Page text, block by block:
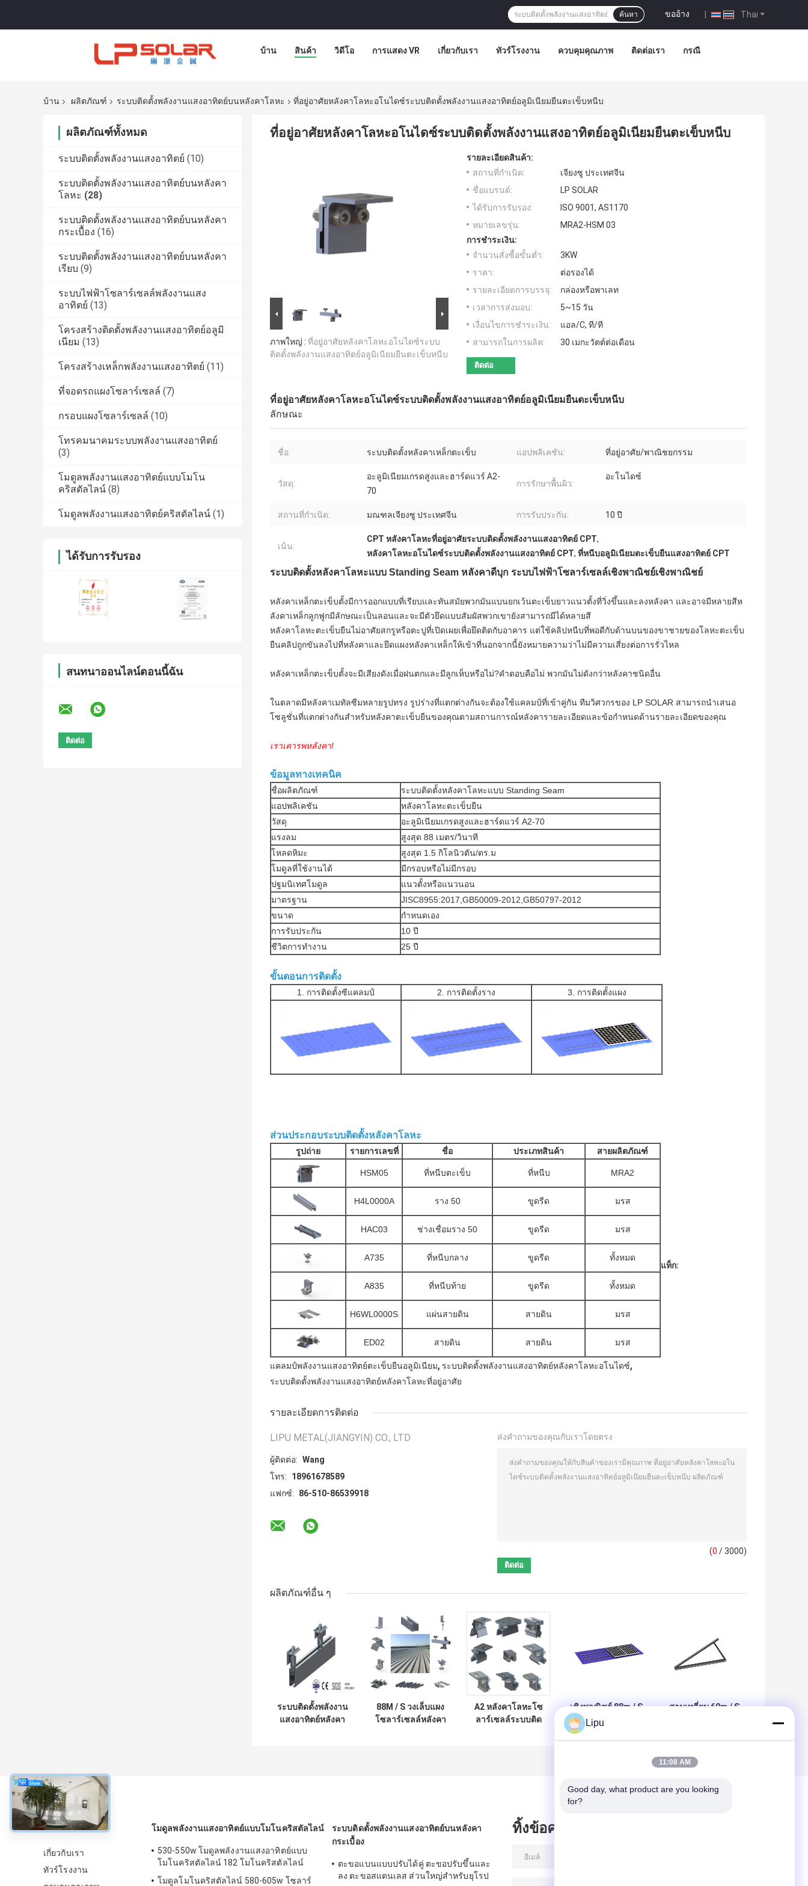
Thai
ขออ้าง |
ค้นหา
บ้าน สินค้า วิดีโอ การแสดง VR เกี่ยวกับเรา ทัวร์โรงงาน ควบคุมคุณภาพ ติดต่อเรา กรณี
บ้าน ผลิตภัณฑ์ ระบบติดตั้งพลังงานแสงอาทิตย์บนหลังคาโลหะ ที่อยู่อาศัยหลังคาโลหะอโนไดซ์ระบบติดตั้งพลังงานแสงอาทิตย์อลูมิเนียมยืนตะเข็บหนีบ
ผลิตภัณฑ์ทั้งหมด
ระบบติดตั้งพลังงานแสงอาทิตย์ (10)
ระบบติดตั้งพลังงานแสงอาทิตย์บนหลังคา
โลหะ (28)
ระบบติดตั้งพลังงานแสงอาทิตย์บนหลังคา
กระเบื้อง (16)
ระบบติดตั้งพลังงานแสงอาทิตย์บนหลังคา
เรียบ (9)
ระบบไฟฟ้าโซลาร์เซลล์พลังงานแสง
อาทิตย์ (13)
โครงสร้างติดตั้งพลังงานแสงอาทิตย์อลูมิ
เนียม (13)
โครงสร้างเหล็กพลังงานแสงอาทิตย์ (11)
ที่จอดรถแผงโซลาร์เซลล์ (7)
กรอบแผงโซลาร์เซลล์ (10)
โทรคมนาคมระบบพลังงานแสงอาทิตย์
(3)
โมดูลพลังงานแสงอาทิตย์แบบโมโน
คริสตัลไลน์ (8)
โมดูลพลังงานแสงอาทิตย์คริสตัลไลน์ (1)
ได้รับการรับรอง
สนทนาออนไลน์ตอนนี้ฉัน
ที่อยู่อาศัยหลังคาโลหะอโนไดซ์ระบบติดตั้งพลังงานแสงอาทิตย์อลูมิเนียมยืนตะเข็บหนีบ
ภาพใหญ่ : ที่อยู่อาศัยหลังคาโลหะอโนไดซ์ระบบ
ติดตั้งพลังงานแสงอาทิตย์อลูมิเนียมยืนตะเข็บหนีบ
รายละเอียดสินค้า:
สถานที่กำเนิด:
เจียงซู ประเทศจีน
ชื่อแบรนด์:
LP SOLAR
ได้รับการรับรอง:
ISO 9001, AS1170
หมายเลขรุ่น:
MRA2-HSM 03
การชำระเงิน:
จำนวนสั่งซื้อขั้นต่ำ:
3KW
ราคา:
ต่อรองได้
รายละเอียดการบรรจุ:
กล่องหรือพาเลท
เวลาการส่งมอบ:
5~15 วัน
เงื่อนไขการชำระเงิน:
แอล/C, ที/ที
สามารถในการผลิต:
30 เมกะวัตต์ต่อเดือน
ติดต่อ
ที่อยู่อาศัยหลังคาโลหะอโนไดซ์ระบบติดตั้งพลังงานแสงอาทิตย์อลูมิเนียมยืนตะเข็บหนีบ
ลักษณะ
ชื่อ: ระบบติดตั้งหลังคาเหล็กตะเข็บ แอปพลิเคชัน: ที่อยู่อาศัย/พาณิชยกรรม
วัสดุ:
อะลูมิเนียมเกรดสูงและฮาร์ดแวร์ A2-
70
การรักษาพื้นผิว:
อะโนไดซ์
สถานที่กำเนิด: มณฑลเจียงซู ประเทศจีน การรับประกัน: 10 ปี
เน้น:
CPT หลังคาโลหะที่อยู่อาศัยระบบติดตั้งพลังงานแสงอาทิตย์ CPT,
หลังคาโลหะอโนไดซ์ระบบติดตั้งพลังงานแสงอาทิตย์ CPT, ที่หนีบอลูมิเนียมตะเข็บยืนแสงอาทิตย์ CPT
ระบบติดตั้งหลังคาโลหะแบบ Standing Seam หลังคาดีบุก ระบบไฟฟ้าโซลาร์เซลล์เชิงพาณิชย์เชิงพาณิชย์
หลังคาเหล็กตะเข็บตั้งมีการออกแบบที่เรียบและทันสมัยพวกมันแบนยกเว้นตะเข็บยาวแนวตั้งที่วิ่งขึ้นและลงหลังคา และอาจมีหลายสีห
ลังคาเหล็กลูกฟูกมีลักษณะเป็นลอนและจะมีตัวยึดแบบสัมผัสพวกเขายังสามารถมีได้หลายสี
หลังคาโลหะตะเข็บยืนไม่อาศัยสกรูหรือตะปูที่เปิดเผยเพื่อยึดติดกับอาคาร แต่ใช้คลิปหนีบที่พอดีกับด้านบนของขาชายของโลหะตะเข็บ
ยืนคลิปถูกขันลงไปที่หลังคาและยึดแผงหลังคาเหล็กให้เข้าที่นอกจากนี้ยังหมายความว่าไม่มีความเสี่ยงต่อการรั่วไหล
หลังคาเหล็กตะเข็บตั้งจะมีเสียงดังเมื่อฝนตกและมีลูกเห็บหรือไม่?คำตอบคือไม่ พวกมันไม่ดังกว่าหลังคาชนิดอื่น
ในตลาดมีหลังคาเมทัลซีมหลายรูปทรง รูปร่างที่แตกต่างกันจะต้องใช้แคลมป์ที่เข้าคู่กัน ทีมวิศวกรของ LP SOLAR สามารถนำเสนอ
โซลูชั่นที่แตกต่างกันสำหรับหลังคาตะเข็บยืนของคุณตามสถานการณ์หลังคารายละเอียดและข้อกำหนดด้านรายละเอียดของคุณ
เราเคารพหลังคา!
ข้อมูลทางเทคนิค
ชื่อผลิตภัณฑ์
ระบบติดตั้งหลังคาโลหะแบบ Standing Seam
แอปพลิเคชัน
หลังคาโลหะตะเข็บยืน
วัสดุ
อะลูมิเนียมเกรดสูงและฮาร์ดแวร์ A2-70
แรงลม
สูงสุด 88 เมตร/วินาที
โหลดหิมะ
สูงสุด 1.5 กิโลนิวตัน/ตร.ม
โมดูลที่ใช้งานได้
มีกรอบหรือไม่มีกรอบ
ปฐมนิเทศโมดูล
แนวตั้งหรือแนวนอน
มาตรฐาน
JISC8955:2017,GB50009-2012,GB50797-2012
ขนาด
กำหนดเอง
การรับประกัน
10 ปี
ชีวิตการทำงาน
25 ปี
ขั้นตอนการติดตั้ง
1. การติดตั้งซีแคลมป์ 2. การติดตั้งราง 3. การติดตั้งแผง
ส่วนประกอบระบบติดตั้งหลังคาโลหะ
รูปถ่าย รายการเลขที่ ชื่อ ประเภทสินค้า สายผลิตภัณฑ์
HSM05 ที่หนีบตะเข็บ ที่หนีบ MRA2
H4L0000A ราง 50 ขูดรีด มรส
HAC03 ช่างเชื่อมราง 50 ขูดรีด มรส
A735 ที่หนีบกลาง ขูดรีด ทั้งหมด
A835 ที่หนีบท้าย ขูดรีด ทั้งหมด
H6WL0000S แผ่นสายดิน สายดิน มรส
ED02 สายดิน สายดิน มรส
แท็ก:
แคลมป์พลังงานแสงอาทิตย์ตะเข็บยืนอลูมิเนียม, ระบบติดตั้งพลังงานแสงอาทิตย์หลังคาโลหะอโนไดซ์,
ระบบติดตั้งพลังงานแสงอาทิตย์หลังคาโลหะที่อยู่อาศัย
รายละเอียดการติดต่อ
LIPU METAL(JIANGYIN) CO., LTD
ผู้ติดต่อ: Wang
โทร:
18961678589
แฟกซ์:
86-510-86539918
ส่งคำถามของคุณกับเราโดยตรง
(0 / 3000)
ผลิตภัณฑ์อื่น ๆ
ระบบติดตั้งพลังงาน
แสงอาทิตย์หลังคา
88M / S วงเล็บแผง
โซลาร์เซลล์หลังคา
A2 หลังคาโลหะโซ
ลาร์เซลล์ระบบติด
เชิงพาณิชย์ 88m / S
หลังคาโลหะที่หนีบ
พลังงานแสงอาทิตย์
สามเหลี่ยม 60m / S
ปรับได้
เกี่ยวกับ
เกี่ยวกับเรา
ทัวร์โรงงาน
โมดูลพลังงานแสงอาทิตย์แบบโมโนคริสตัลไลน์
530-550w โมดูลพลังงานแสงอาทิตย์แบบ
โมโนคริสตัลไลน์ 182 โมโนคริสตัลไลน์
โมดูลโมโนคริสตัลไลน์ 580-605w โซลาร์
ระบบติดตั้งพลังงานแสงอาทิตย์บนหลังคา
กระเบื้อง
ตะขอแบนแบบปรับได้คู่ ตะขอปรับขึ้นและ
ลง ตะขอสแตนเลส ส่วนใหญ่สำหรับยุโรป
ทิ้งข้อความไว้
Lipu
11:08 AM
Good day, what product are you looking
for?